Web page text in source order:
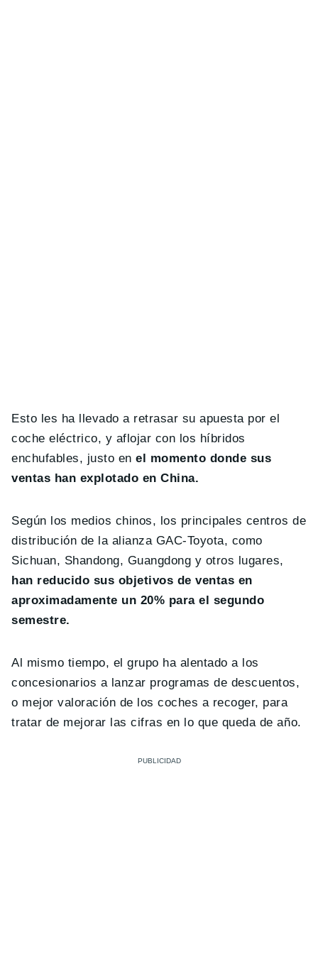
Esto les ha llevado a retrasar su apuesta por el
coche eléctrico, y aflojar con los híbridos
enchufables, justo enel momento donde sus
ventas han explotado en China.
Según los medios chinos, los principales centros de
distribución de la alianza GAC-Toyota, como
Sichuan, Shandong, Guangdong y otros lugares,
han reducido sus objetivos de ventas en
aproximadamente un 20% para el segundo
semestre.
Al mismo tiempo, el grupo ha alentado a los
concesionarios a lanzar programas de descuentos,
o mejor valoración de los coches a recoger, para
tratar de mejorar las cifras en lo que queda de año.